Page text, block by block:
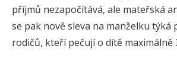
příjmů nezapočítává, ale mateřská
se pak nově sleva na manželku týká
rodičů, kteří pečují o dítě maximálně